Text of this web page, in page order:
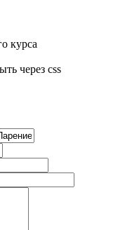
курса
через css